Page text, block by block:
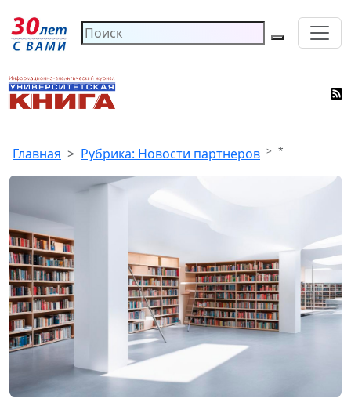
Главная Рубрика: Новости партнеров *